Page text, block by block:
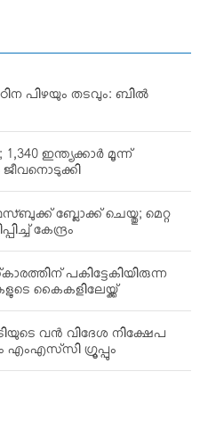
പിഴയും തടവും: ബില്‍
ഇന്ത്യക്കാര്‍ മൂന്ന്
ബ്ലോക്ക് ചെയ്തു; മെറ്റ
കേന്ദ്രം
പകിട്ടേകിയിരുന്ന
കൈകളിലേയ്ക്ക്
വന്‍ വിദേശ നിക്ഷേപ
എംഎസ്‌സി ഗ്രൂപ്പും